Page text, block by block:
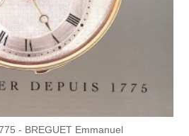
- BREGUET Emmanuel